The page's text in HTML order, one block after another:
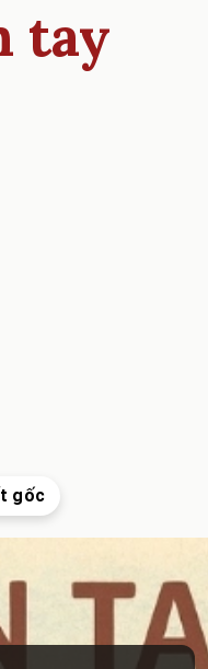
tay
hai-ban-tay